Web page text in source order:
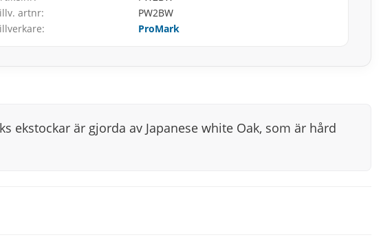
artnr
PW2BW
ProMark
ekstockar är gjorda av Japanese white Oak, som är hård